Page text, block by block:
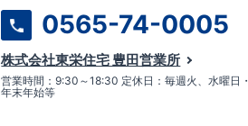
0565-74-0005
株式会社東栄住宅 豊田営業所
営業時間：9:30～18:30 定休日：毎週火、水曜日・
年末年始等